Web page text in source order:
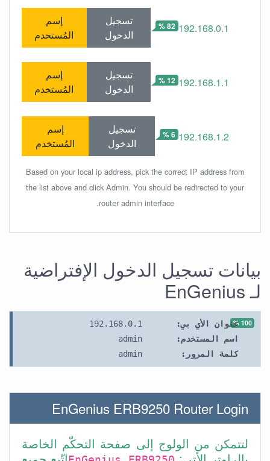
192.168.0.1
82 %
تسجيل
الدخول
إسم
المُستخدم
192.168.1.1
12 %
تسجيل
الدخول
إسم
المُستخدم
192.168.1.2
6 %
تسجيل
الدخول
إسم
المُستخدم
Based on your local ip address, pick the correct IP address from
the list above and click Admin. You should be redirected to your
router admin interface.
بيانات تسجيل الدخول الإفتراضية
لـ EnGenius
100 % عنوان الأي بي:
192.168.0.1
اسم المستخدم:
admin
كلمة المرور:
admin
EnGenius ERB9250 Router Login
لتتمكن من الولوج إلى صفحة التحكّم الخاصة